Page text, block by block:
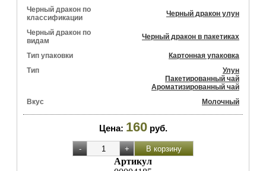
Черный дракон по
классификации
Черный дракон улун
Черный дракон по
видам
Черный дракон в пакетиках
Тип упаковки
Картонная упаковка
Тип
Улун
Пакетированный чай
Ароматизированный чай
Вкус
Молочный
Цена: 160 руб.
Артикул